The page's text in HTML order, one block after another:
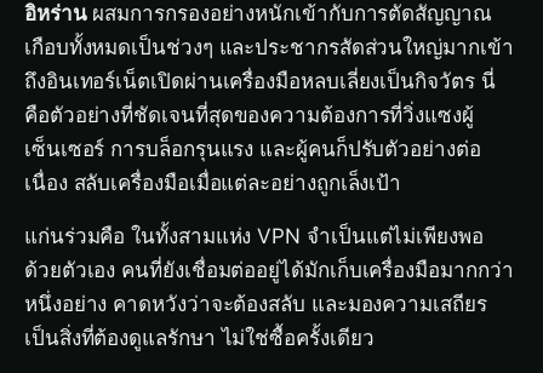
อิหร่านผสมการกรองอย่างหนักเข้ากับการตัดสัญญาณ
เกือบทั้งหมดเป็นช่วงๆ และประชากรสัดส่วนใหญ่มากเข้า
ถึงอินเทอร์เน็ตเปิดผ่านเครื่องมือหลบเลี่ยงเป็นกิจวัตร นี่
คือตัวอย่างที่ชัดเจนที่สุดของความต้องการที่วิ่งแซงผู้
เซ็นเซอร์ การบล็อกรุนแรง และผู้คนก็ปรับตัวอย่างต่อ
เนื่อง สลับเครื่องมือเมื่อแต่ละอย่างถูกเล็งเป้า
แก่นร่วมคือ ในทั้งสามแห่ง VPN จำเป็นแต่ไม่เพียงพอ
ด้วยตัวเอง คนที่ยังเชื่อมต่ออยู่ได้มักเก็บเครื่องมือมากกว่า
หนึ่งอย่าง คาดหวังว่าจะต้องสลับ และมองความเสถียร
เป็นสิ่งที่ต้องดูแลรักษา ไม่ใช่ซื้อครั้งเดียว